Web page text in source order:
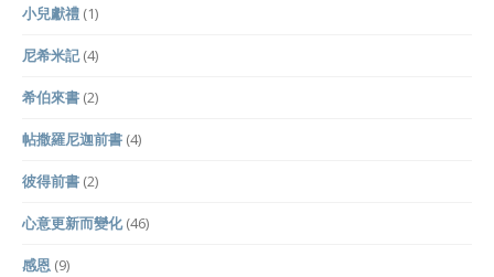
小兒獻禮 (1)
尼希米記(4)
希伯來書 (2)
帖撒羅尼迦前書 (4)
彼得前書 (2)
心意更新而變化(46)
感恩 (9)